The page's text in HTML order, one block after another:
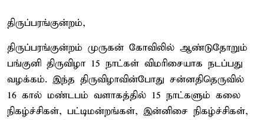
திருப்பரங்குன்றம்,
திருப்பரங்குன்றம் முருகன் கோவிலில் ஆண்டுதோறும்
பங்குனி திருவிழா 15 நாட்கள் விமரிசையாக நடப்பது
வழக்கம். இந்த திருவிழாவின்போது சன்னதிதெருவில்
16 கால் மண்டபம் வளாகத்தில் 15 நாட்களும் கலை
நிகழ்ச்சிகள், பட்டிமன்றங்கள், இன்னிசை நிகழ்ச்சிகள்,